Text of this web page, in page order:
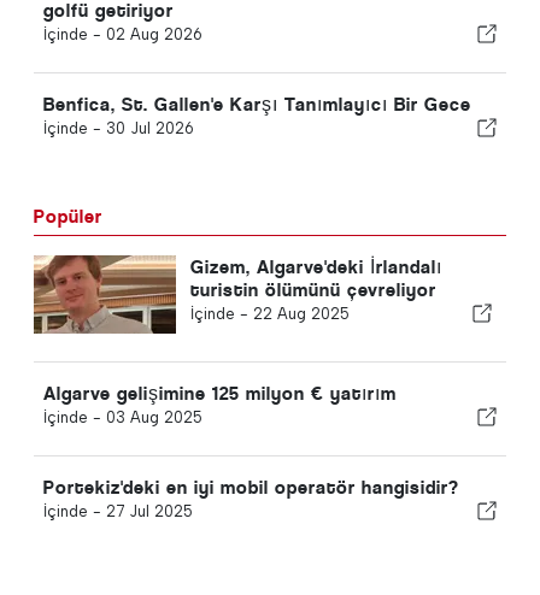
golfü getiriyor
İçinde - 02 Aug 2026
Benfica, St. Gallen'e Karşı Tanımlayıcı Bir Gece
İçinde - 30 Jul 2026
Popüler
Gizem, Algarve'deki İrlandalı
turistin ölümünü çevreliyor
İçinde - 22 Aug 2025
Algarve gelişimine 125 milyon € yatırım
İçinde - 03 Aug 2025
Portekiz'deki en iyi mobil operatör hangisidir?
İçinde - 27 Jul 2025